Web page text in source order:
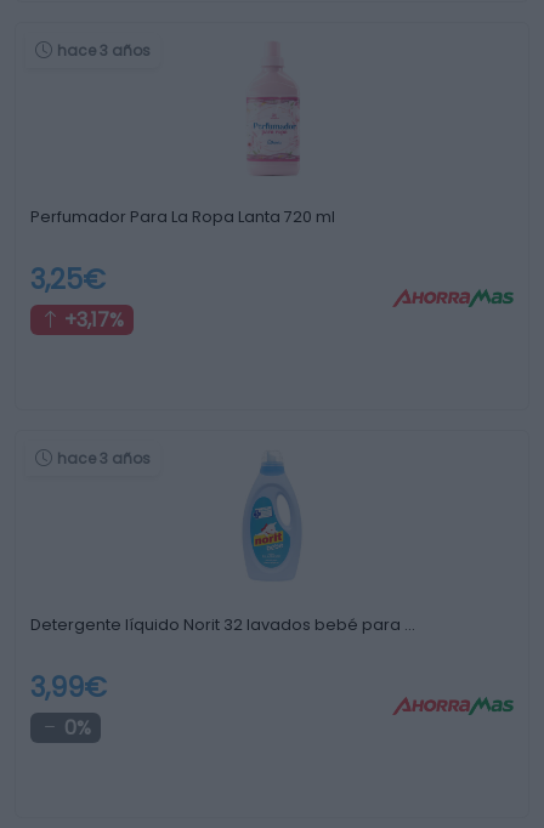
hace 3 años
Perfumador Para La Ropa Lanta 720 ml
3,25€
+3,17%
hace 3 años
Detergente líquido Norit 32 lavados bebé para …
3,99€
0%